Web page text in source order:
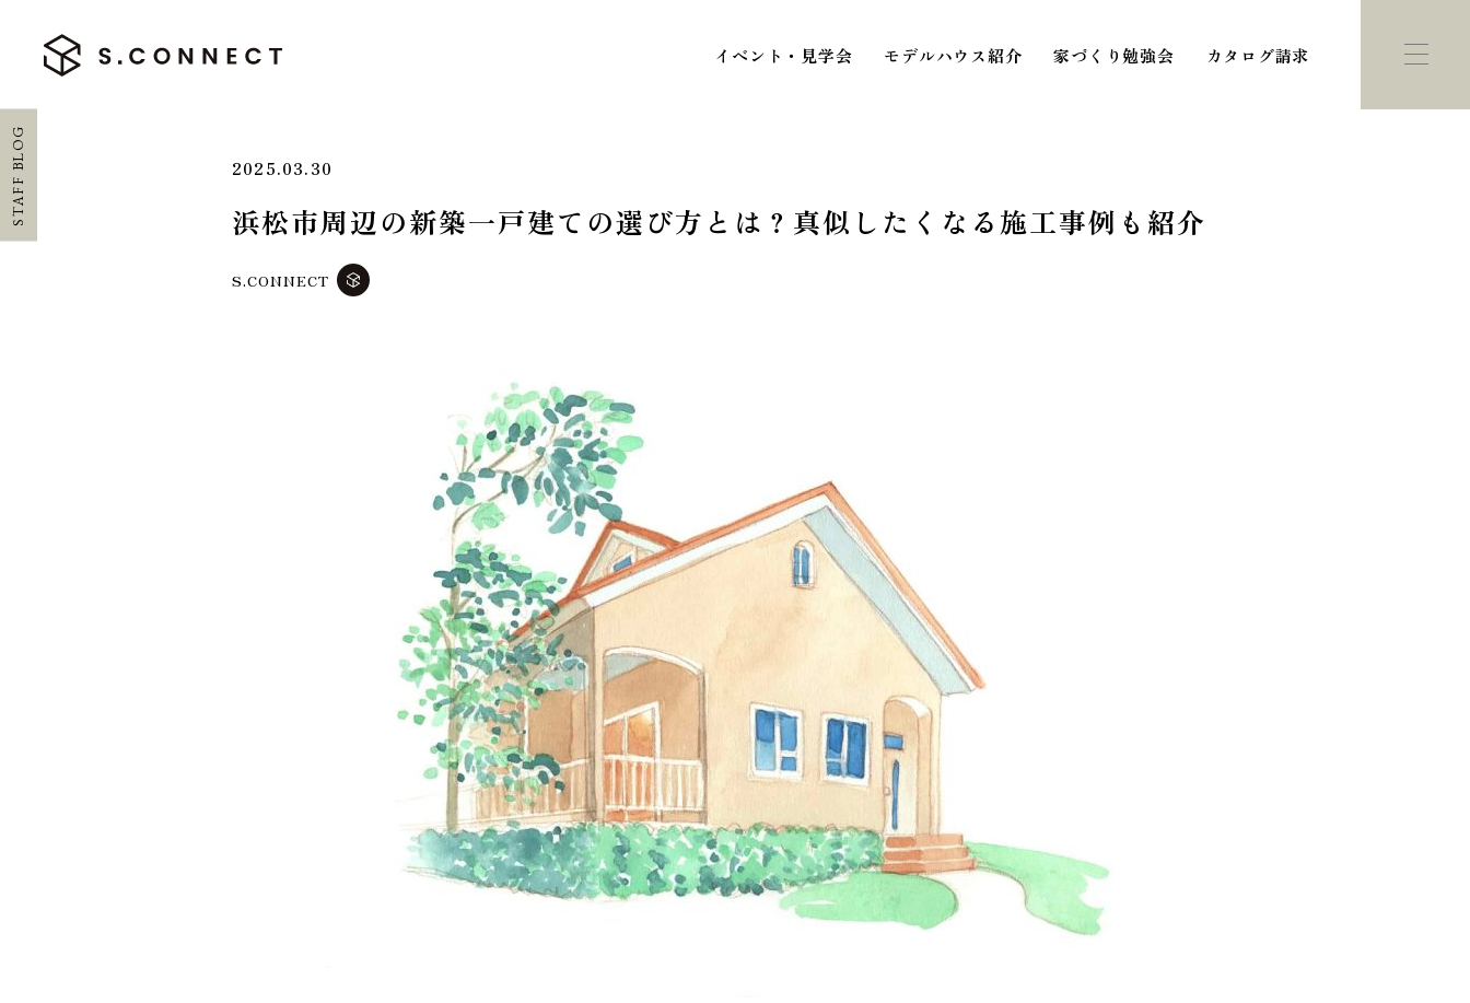
イベント・見学会 モデルハウス紹介 家づくり勉強会 カタログ請求
ACCESS MAP
アクセスマップ
プライバシーポリシー
STAFF BLOG 2025.03.30
浜松市周辺の新築一戸建ての選び方とは？真似したくなる施工事例も紹介
S.CONNECT